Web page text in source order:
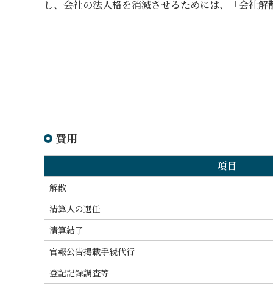
し、会社の法人格を消滅させるためには、「会社
費用
項目
解散
清算人の選任
清算結了
官報公告掲載手続代行
登記記録調査等